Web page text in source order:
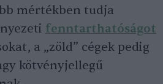
mértékben tudja
fenntarthatóságot
a „zöld” cégek pedig
kötvényjellegű